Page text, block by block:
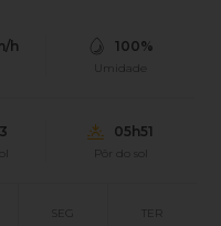
h 100%
Umidade
05h51
Pôr do sol
SEG TER